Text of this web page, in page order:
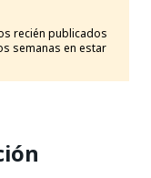
recién publicados
semanas en estar